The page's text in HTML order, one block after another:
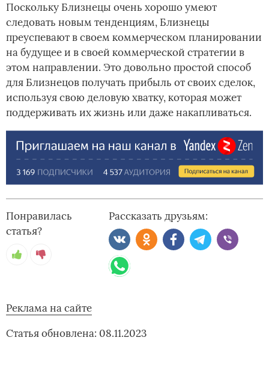
Поскольку Близнецы очень хорошо умеют
следовать новым тенденциям, Близнецы
преуспевают в своем коммерческом планировании
на будущее и в своей коммерческой стратегии в
этом направлении. Это довольно простой способ
для Близнецов получать прибыль от своих сделок,
используя свою деловую хватку, которая может
поддерживать их жизнь или даже накапливаться.
Понравилась
статья?
Рассказать друзьям:
Реклама на сайте
Статья обновлена: 08.11.2023